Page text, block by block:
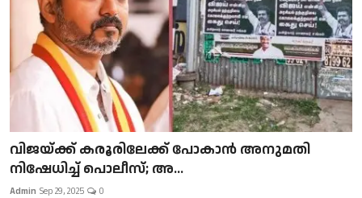
വിജയ്ക്ക് കരൂരിലേക്ക് പോകാൻ അനുമതി
നിഷേധിച്ച് പൊലീസ്; അ...
Admin Sep 29, 2025 0